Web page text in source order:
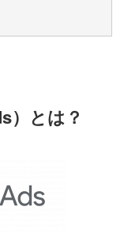
）とは？